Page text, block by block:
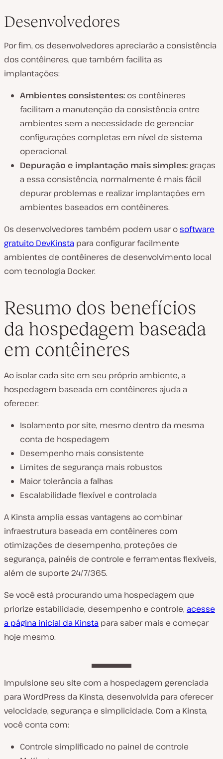
Desenvolvedores
Por fim, os desenvolvedores apreciarão a consistência
dos contêineres, que também facilita as
implantações:
Ambientes consistentes: os contêineres
facilitam a manutenção da consistência entre
ambientes sem a necessidade de gerenciar
configurações completas em nível de sistema
operacional.
Depuração e implantação mais simples:graças
a essa consistência, normalmente é mais fácil
depurar problemas e realizar implantações em
ambientes baseados em contêineres.
Os desenvolvedores também podem usar osoftware
gratuito DevKinsta para configurar facilmente
ambientes de contêineres de desenvolvimento local
com tecnologia Docker.
Resumo dos benefícios
da hospedagem baseada
em contêineres
Ao isolar cada site em seu próprio ambiente, a
hospedagem baseada em contêineres ajuda a
oferecer:
Isolamento por site, mesmo dentro da mesma
conta de hospedagem
Desempenho mais consistente
Limites de segurança mais robustos
Maior tolerância a falhas
Escalabilidade flexível e controlada
A Kinsta amplia essas vantagens ao combinar
infraestrutura baseada em contêineres com
otimizações de desempenho, proteções de
segurança, painéis de controle e ferramentas flexíveis,
além de suporte 24/7/365.
Se você está procurando uma hospedagem que
priorize estabilidade, desempenho e controle, acesse
a página inicial da Kinsta para saber mais e começar
hoje mesmo.
Impulsione seu site com a hospedagem gerenciada
para WordPress da Kinsta, desenvolvida para oferecer
velocidade, segurança e simplicidade. Com a Kinsta,
você conta com:
Controle simplificado no painel de controle